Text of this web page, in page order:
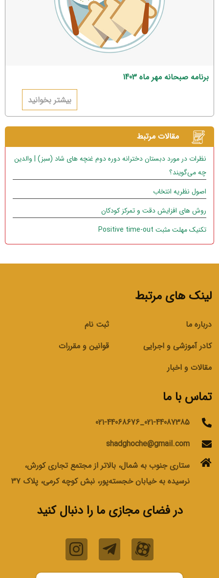
برنامه صبحانه مهر ماه 1403
بیشتر بخوانید
مقالات مرتبط
نظرات در مورد دبستان دخترانه دوره دوم غنچه های شاد (سبز) | والدین
چه می‌گویند؟
اصول نظریه انتخاب
روش های افزایش دقت و تمرکز کودکان
تکنیک مهلت مثبت Positive time-out
لینک های مرتبط
درباره ما
ثبت نام
کادر آموزشی و اجرایی
قوانین و مقررات
مقالات و اخبار
تماس با ما
021-44087385_021-44068676
shadghoche@gmail.com
ستاری جنوب به شمال، بالاتر از مجتمع تجاری کورش،
نرسیده به خیابان خجسته‌پور، نبش کوچه کرمی، پلاک ۳۷
در فضای مجازی ما را دنبال کنید